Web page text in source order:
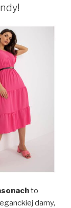
to
damy,